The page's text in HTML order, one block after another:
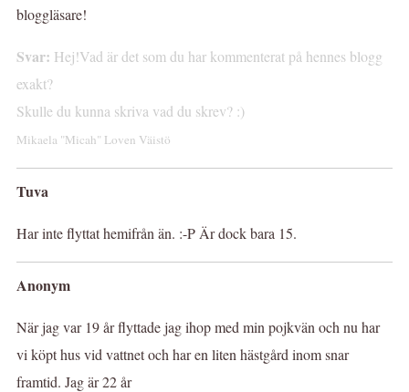
bloggläsare!
Svar: Hej!Vad är det som du har kommenterat på hennes blogg
exakt?
Skulle du kunna skriva vad du skrev? :)
Mikaela "Micah" Loven Väistö
Tuva
Har inte flyttat hemifrån än. :-P Är dock bara 15.
Anonym
När jag var 19 år flyttade jag ihop med min pojkvän och nu har
vi köpt hus vid vattnet och har en liten hästgård inom snar
framtid. Jag är 22 år